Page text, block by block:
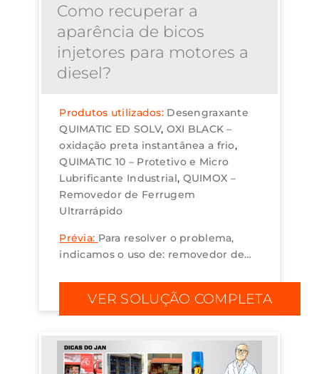
Como recuperar a
aparência de bicos
injetores para motores a
diesel?
Produtos utilizados: Desengraxante
QUIMATIC ED SOLV OXI BLACK –
oxidação preta instantânea a frio
QUIMATIC 10 – Protetivo e Micro
Lubrificante Industrial QUIMOX –
Removedor de Ferrugem
Ultrarrápido
Prévia: Para resolver o problema,
indicamos o uso de: removedor de
Black, lubrificante-protetivo
Quimatic 10 e desen...
VER SOLUÇÃO COMPLETA